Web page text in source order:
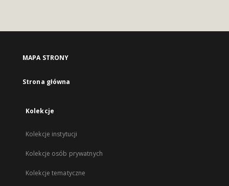
MAPA STRONY
Strona główna
Kolekcje
Kolekcje instytucji
Kolekcje osób prywatnych
Kolekcje tematyczne